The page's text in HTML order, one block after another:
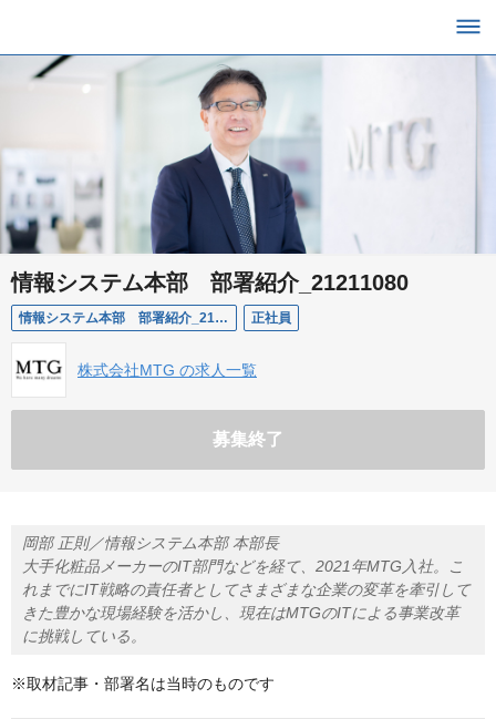
情報システム本部 部署紹介_21211080
情報システム本部 部署紹介_21211080 正社員
株式会社MTG の求人一覧
募集終了
岡部 正則／情報システム本部 本部長
大手化粧品メーカーのIT部門などを経て、2021年MTG入社。こ
れまでにIT戦略の責任者としてさまざまな企業の変革を牽引して
きた豊かな現場経験を活かし、現在はMTGのITによる事業改革
に挑戦している。
※取材記事・部署名は当時のものです